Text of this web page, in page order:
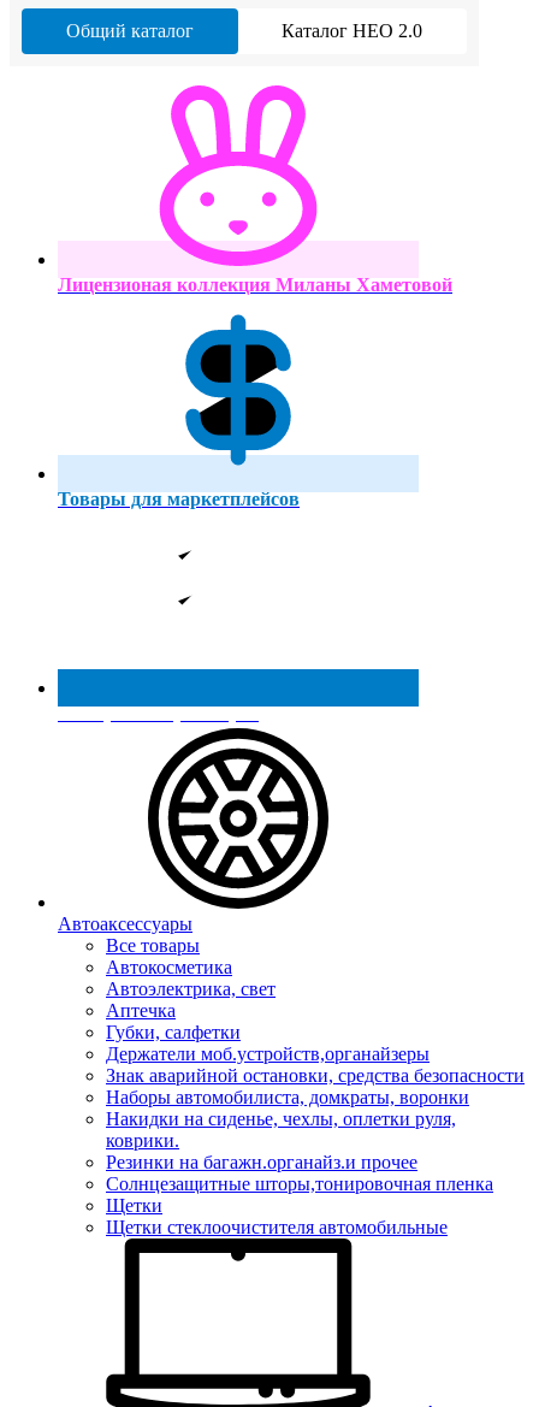
Общий каталог Каталог НЕО 2.0
Лицензионая коллекция Миланы Хаметовой
Товары для маркетплейсов
Реестр МинПромТорга
Автоаксессуары
Все товары
Автокосметика
Автоэлектрика, свет
Аптечка
Губки, салфетки
Держатели моб.устройств,органайзеры
Знак аварийной остановки, средства безопасности
Наборы автомобилиста, домкраты, воронки
Накидки на сиденье, чехлы, оплетки руля,
коврики.
Резинки на багажн.органайз.и прочее
Солнцезащитные шторы,тонировочная пленка
Щетки
Щетки стеклоочистителя автомобильные